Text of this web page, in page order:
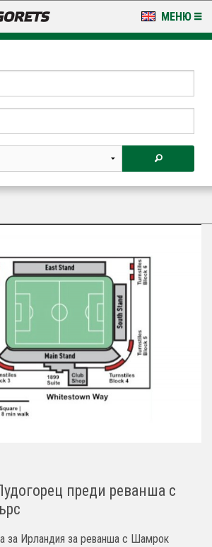
МЕНЮ
преди реванша с
за Ирландия за реванша с Шамрок